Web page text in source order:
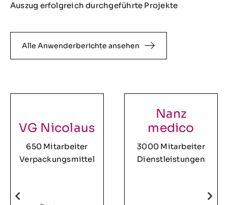
Auszug erfolgreich durchgeführte Projekte
Alle Anwenderberichte ansehen
VG Nicolaus
650 Mitarbeiter
Verpackungsmittel
Nanz
medico
3000 Mitarbeiter
Dienstleistungen